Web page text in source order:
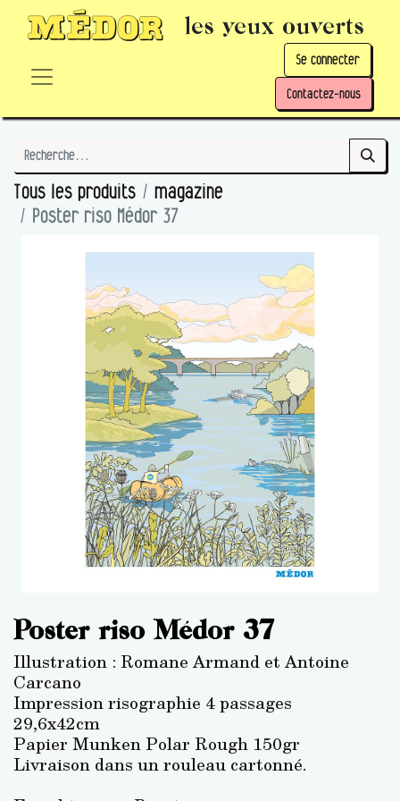
les yeux ouverts
Se connecter
Contactez-nous
Tous les produits
magazine
Poster riso Médor 37
Poster riso Médor 37
Illustration : Romane Armand et Antoine
Carcano
Impression risographie 4 passages
29,6x42cm
Papier Munken Polar Rough 150gr
Livraison dans un rouleau cartonné.